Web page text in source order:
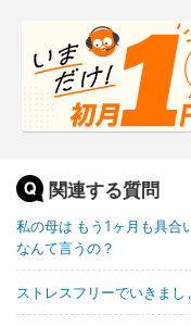
関連する質問
私の母は もう1ヶ月も具合
なんて言うの？
ストレスフリーでいきま